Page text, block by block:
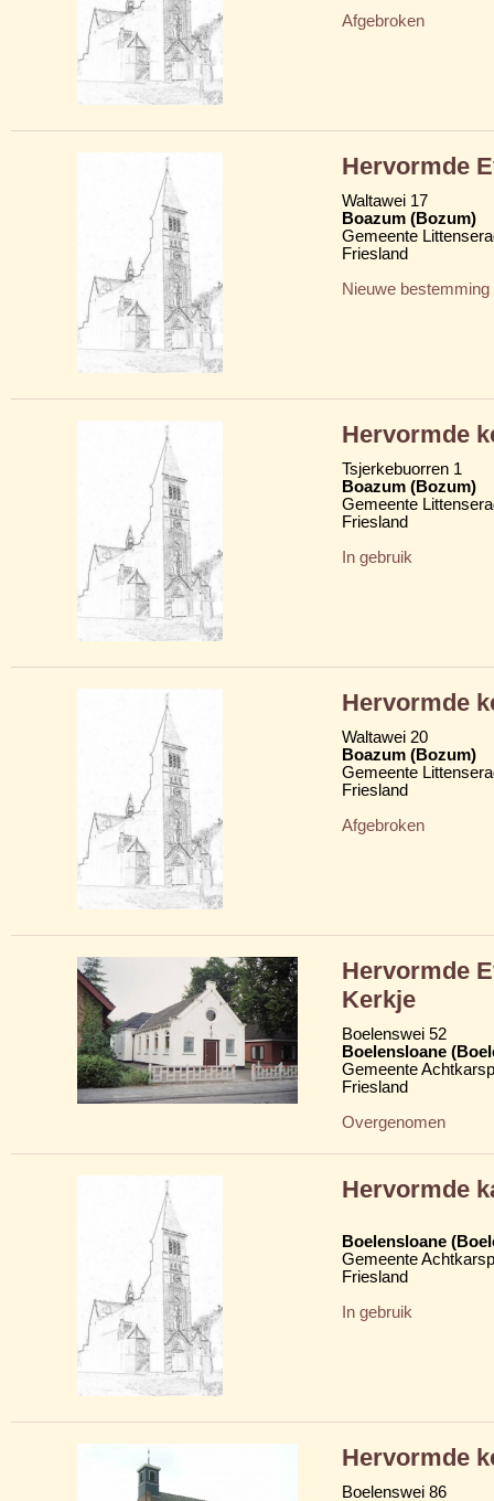
Afgebroken
Hervormde
Waltawei 17
Boazum (Bozum)
Gemeente
Friesland
Nieuwe bestemming
Hervormde
Tsjerkebuorren 1
Boazum (Bozum)
Gemeente
Friesland
In gebruik
Hervormde
Waltawei 20
Boazum (Bozum)
Gemeente
Friesland
Afgebroken
Hervormde
Kerkje
Boelenswei 52
Boelensloane
Gemeente
Friesland
Overgenomen
Hervormde
Boelensloane
Gemeente
Friesland
In gebruik
Hervormde
Boelenswei 86